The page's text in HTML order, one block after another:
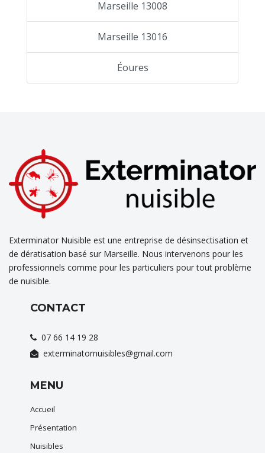
Marseille 13008
Marseille 13016
Éoures
Exterminator Nuisible est une entreprise de désinsectisation et
de dératisation basé sur Marseille. Nous intervenons pour les
professionnels comme pour les particuliers pour tout problème
de nuisible.
CONTACT
07 66 14 19 28
exterminatornuisibles@gmail.com
MENU
Accueil
Présentation
Nuisibles